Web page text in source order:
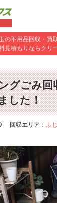
の不用品回収・買
見積もりならクリ
グごみ回
した！
回収エリア： ふ